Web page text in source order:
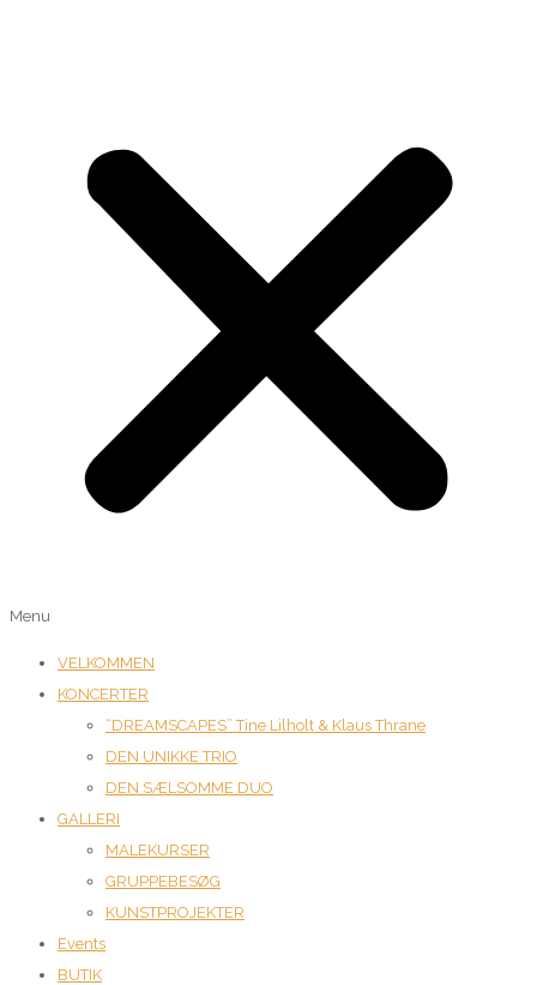
Menu
VELKOMMEN
KONCERTER
“DREAMSCAPES” Tine Lilholt & Klaus Thrane
DEN UNIKKE TRIO
DEN SÆLSOMME DUO
GALLERI
MALEKURSER
GRUPPEBESØG
KUNSTPROJEKTER
Events
BUTIK